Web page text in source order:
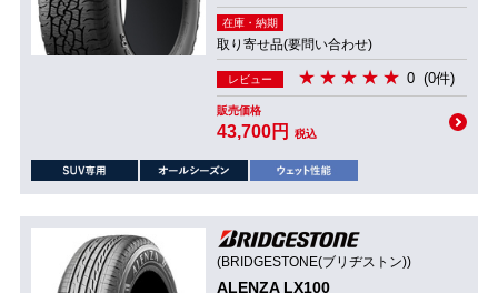
在庫・納期
取り寄せ品(要問い合わせ)
レビュー 0 (0件)
販売価格
43,700円 税込
(BRIDGESTONE(ブリヂストン))
ALENZA LX100